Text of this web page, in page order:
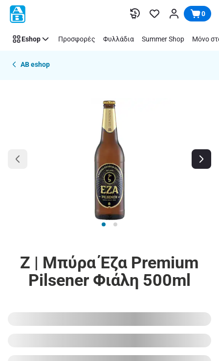
Παράλειψη 0
Eshop Προσφορές Φυλλάδια Summer Shop Μόνο
AB eshop
Z | Μπύρα Έζα Premium
Pilsener Φιάλη 500ml